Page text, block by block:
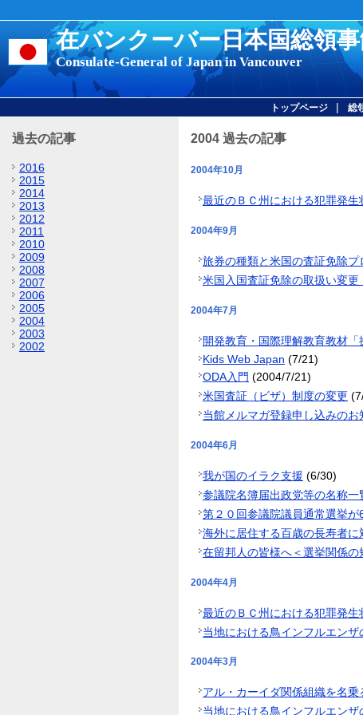
在バンクーバー日本国総領
Consulate-General of Japan in Vancouver
トップページ | 総
過去の記事
2016
2015
2014
2013
2012
2011
2010
2009
2008
2007
2006
2005
2004
2003
2002
2004 過去の記事
2004年10月
最近のＢＣ州における犯罪発生
2004年9月
旅券の種類と米国の査証免除
米国入国査証免除の取扱い変更
2004年7月
開発教育・国際理解教育教材「
Kids Web Japan (7/21)
ODA入門 (2004/7/21)
米国査証（ビザ）制度の変更
当館メルマガ登録申し込みのお
2004年6月
我が国のイラク支援 (6/30)
参議院名簿届出政党等の名称一
第２０回参議院議員通常選挙
海外に居住する百歳の長寿者
在留邦人の皆様へ＜選挙関係
2004年4月
最近のＢＣ州における犯罪発生
当地における鳥インフルエンザ
2004年3月
アル・カーイダ関係組織を名
当地における鳥インフルエンザ